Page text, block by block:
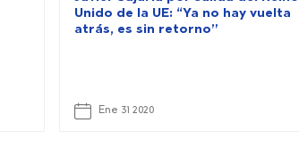
Unido de la UE: “Ya no hay vuelta
atrás, es sin retorno”
Ene 31 2020